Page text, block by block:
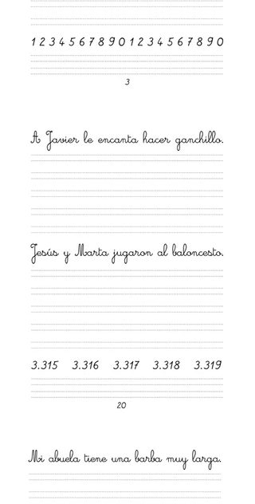
binarias. Por otro, se invita a
las y los visitantes a
intervenir el cuadernillo: en
lugar de copiar, deben proponer
nuevas frases que desactiven
incluyendo explícitamente
identidades no binarias e
intergénero.
La pieza se activa como
dispositivo de escritura
pública. Cada aportación se
registra en hojas normalizadas
que, al finalizar la muestra,
se encuadernan para producir un
cuaderno-archivo: una obra
plural, documental y
propositiva que muestra el
tránsito desde el repertorio
sesgado de partida hacia un
léxico ampliado. Con objeto de
material, se genera también una
versión digital, disponible